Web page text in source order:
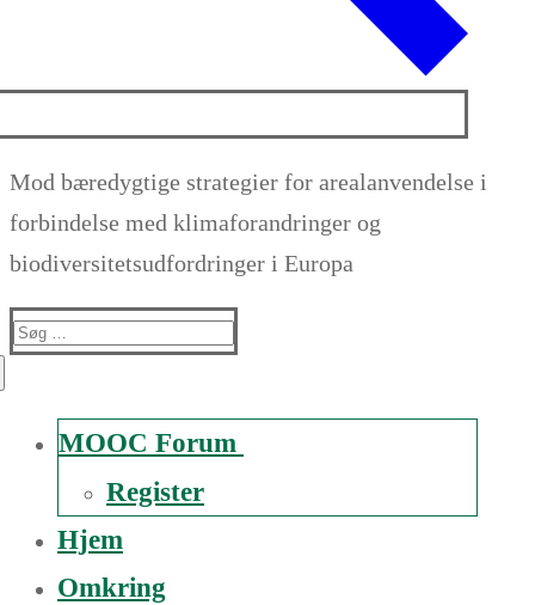
Mod bæredygtige strategier for arealanvendelse i
forbindelse med klimaforandringer og
biodiversitetsudfordringer i Europa
Suche
MOOC Forum
Register
Hjem
Omkring